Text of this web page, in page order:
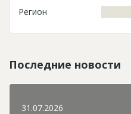
Регион
Последние новости
31.07.2026